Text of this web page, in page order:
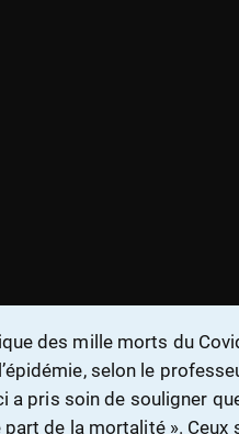
des mille morts du
selon le
a pris soin de souligner
de la mortalité ». Ceux